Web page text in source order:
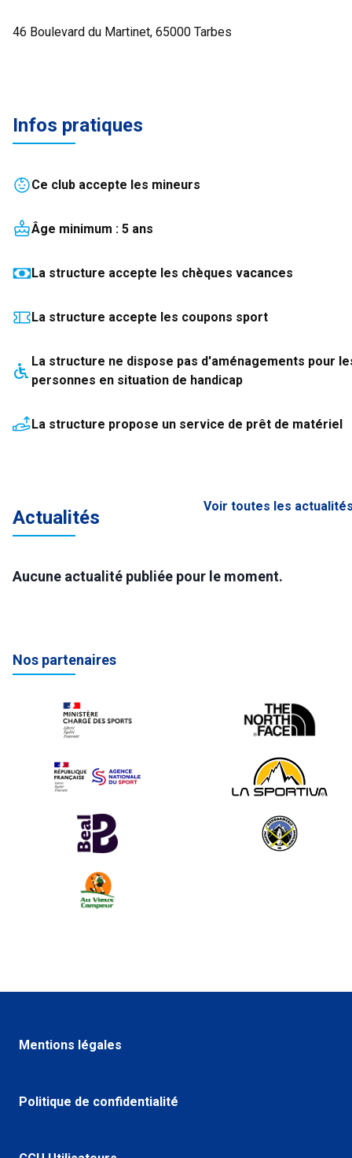
46 Boulevard du Martinet, 65000 Tarbes
Infos pratiques
Ce club accepte les mineurs
Âge minimum : 5 ans
La structure accepte les chèques vacances
La structure accepte les coupons sport
La structure ne dispose pas d'aménagements pour
personnes en situation de handicap
La structure propose un service de prêt de matériel
Actualités
Voir toutes les
Aucune actualité publiée pour le moment.
Nos partenaires
Mentions légales
Politique de confidentialité